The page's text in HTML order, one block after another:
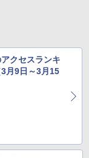
クセスランキ
月9日～3月15